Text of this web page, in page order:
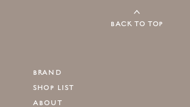
BACK TO TOP
BRAND
SHOP LIST
ABOUT